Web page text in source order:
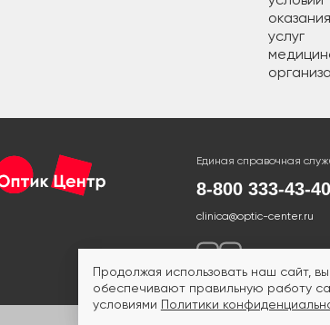
Единая справочная
8-800 333-43-40
clinica@optic-center.ru
Продолжая использовать наш сайт,
обеспечивают правильную работу
условиями Политики